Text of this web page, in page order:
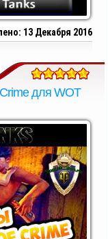
13 Декабря 2016
для WOT